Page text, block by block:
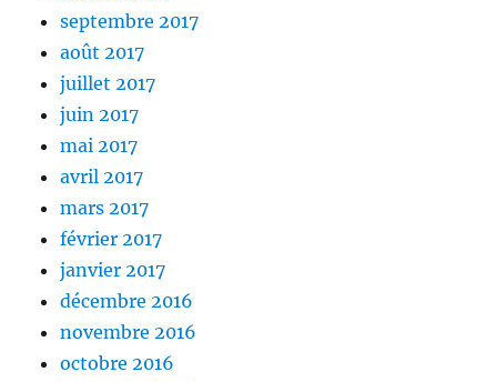
septembre 2017
août 2017
juillet 2017
juin 2017
mai 2017
avril 2017
mars 2017
février 2017
janvier 2017
décembre 2016
novembre 2016
octobre 2016